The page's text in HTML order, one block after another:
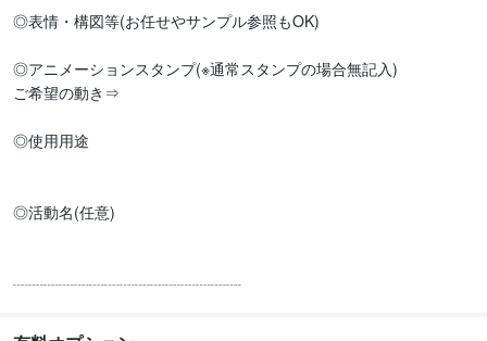
◎表情‪・構図等(お任せやサンプル参照もOK)
◎アニメーションスタンプ(※通常スタンプの場合無記入)
ご希望の動き⇒
◎使用用途
◎活動名(任意)
┈┈┈┈┈┈┈┈┈┈┈┈┈┈┈